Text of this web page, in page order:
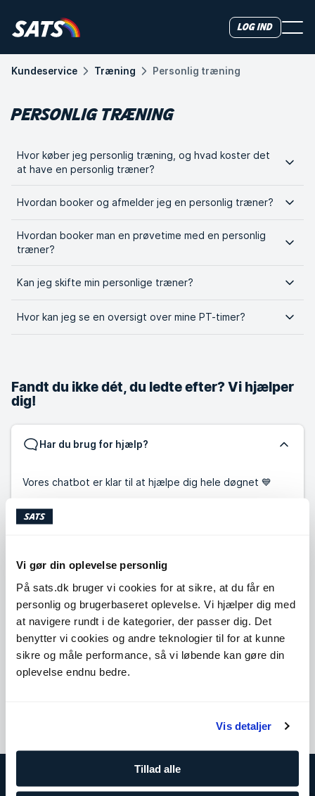
Vi gør din oplevelse personlig
På sats.dk bruger vi cookies for at sikre, at du får en
personlig og brugerbaseret oplevelse. Vi hjælper dig med
at navigere rundt i de kategorier, der passer dig. Det
benytter vi cookies og andre teknologier til for at kunne
sikre og måle performance, så vi løbende kan gøre din
oplevelse endnu bedre.
Vis detaljer
Tillad alle
Log ind
Kundeservice Træning Personlig træning
PERSONLIG TRÆNING
Hvor køber jeg personlig træning, og hvad koster det
at have en personlig træner?
Hvordan booker og afmelder jeg en personlig træner?
Hvordan booker man en prøvetime med en personlig
træner?
Kan jeg skifte min personlige træner?
Hvor kan jeg se en oversigt over mine PT-timer?
Fandt du ikke dét, du ledte efter? Vi hjælper
dig!
Har du brug for hjælp?
Vores chatbot er klar til at hjælpe dig hele døgnet 💙
Har du alligevel brug for at komme i kontakt med os, så
er vi tilgængelige:
Mandag - Fredag:10:00-14:00
☀️
Tal med os